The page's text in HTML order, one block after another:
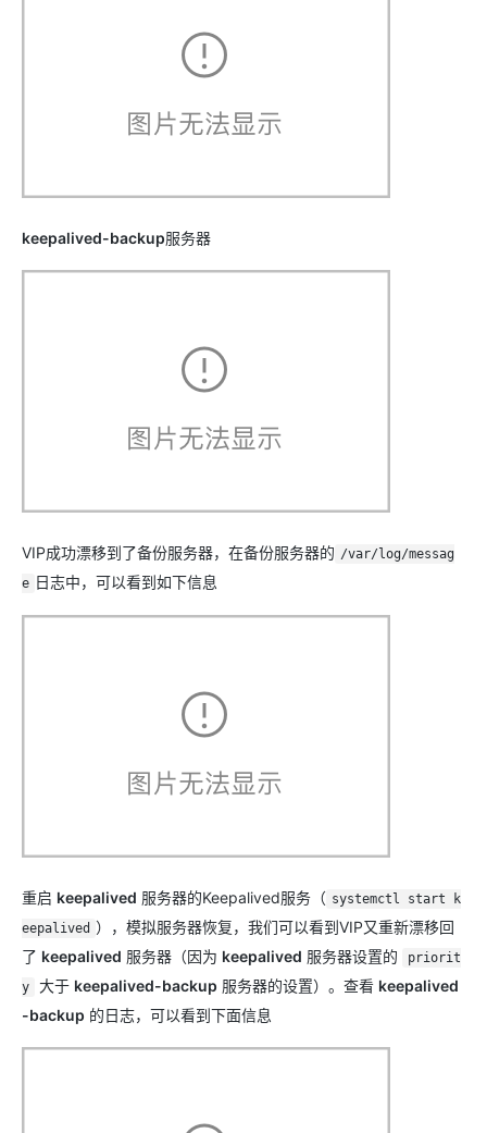
keepalived-backup服务器
VIP成功漂移到了备份服务器，在备份服务器的 /var/log/messag
e 日志中，可以看到如下信息
重启 keepalived 服务器的Keepalived服务（ systemctl start k
eepalived ），模拟服务器恢复，我们可以看到VIP又重新漂移回
了 keepalived 服务器（因为 keepalived 服务器设置的
priorit
y
大于 keepalived-backup 服务器的设置）。查看 keepalived
-backup 的日志，可以看到下面信息